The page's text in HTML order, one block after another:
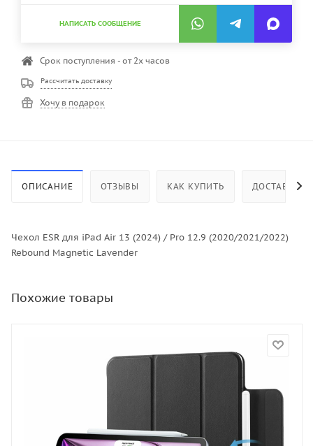
НАПИСАТЬ СООБЩЕНИЕ
Срок поступления - от 2х часов
Рассчитать доставку
Хочу в подарок
ОПИСАНИЕ ОТЗЫВЫ КАК КУПИТЬ ДОСТАВКА
Чехол ESR для iPad Air 13 (2024) / Pro 12.9 (2020/2021/2022)
Rebound Magnetic Lavender
Похожие товары